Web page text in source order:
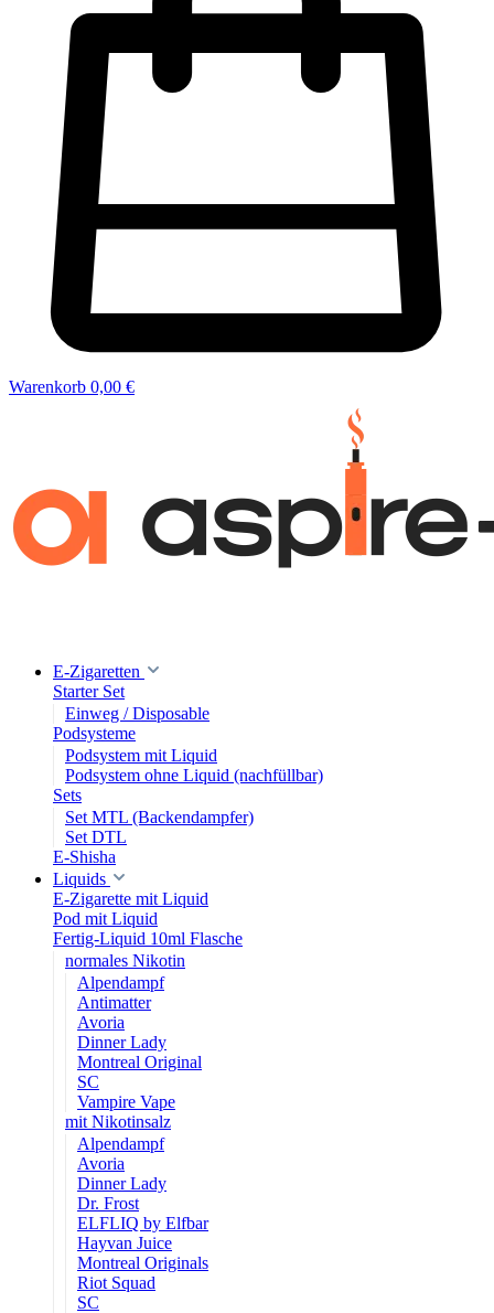
Warenkorb 0,00 €
E-Zigaretten
Starter Set
Einweg / Disposable
Podsysteme
Podsystem mit Liquid
Podsystem ohne Liquid (nachfüllbar)
Sets
Set MTL (Backendampfer)
Set DTL
E-Shisha
Liquids
E-Zigarette mit Liquid
Pod mit Liquid
Fertig-Liquid 10ml Flasche
normales Nikotin
Alpendampf
Antimatter
Avoria
Dinner Lady
Montreal Original
SC
Vampire Vape
mit Nikotinsalz
Alpendampf
Avoria
Dinner Lady
Dr. Frost
ELFLIQ by Elfbar
Hayvan Juice
Montreal Originals
Riot Squad
SC